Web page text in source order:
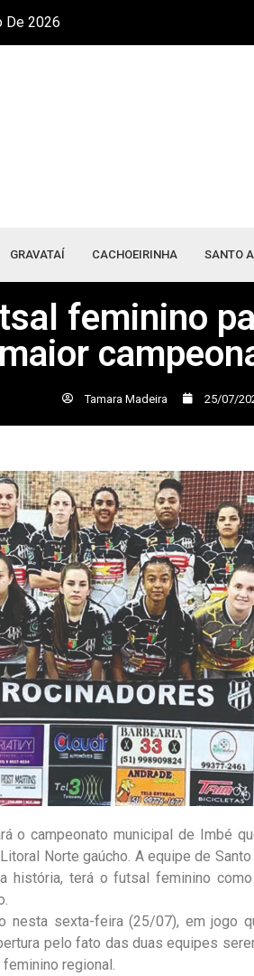
De 2026
GRAVATAÍ CACHOEIRINHA SANTO
feminino
maior
Tamara Madeira 25/07/
o campeonato municipal de Imbé
Norte gaúcho. A equipe de Santo
história, terá o futsal feminino
nesta sexta-feira (25/07), em jogo
pelo fato das duas equipes
regional.